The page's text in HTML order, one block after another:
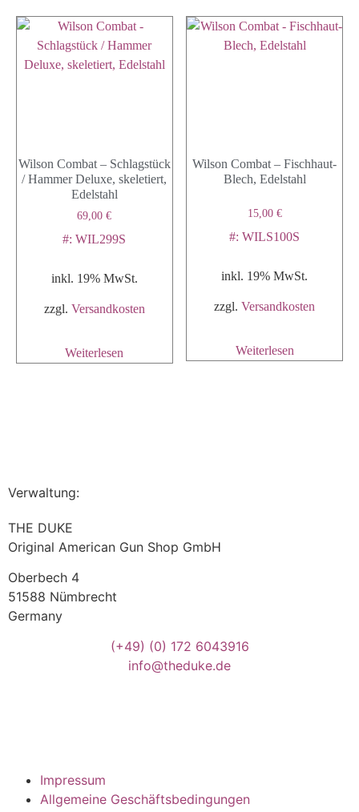
Wilson Combat – Schlagstück
/ Hammer Deluxe, skeletiert,
Edelstahl
69,00€
#: WIL299S
inkl. 19% MwSt.
zzgl. Versandkosten
Weiterlesen
Wilson Combat – Fischhaut-
Blech, Edelstahl
15,00 €
#: WILS100S
inkl. 19% MwSt.
zzgl.Versandkosten
Weiterlesen
Verwaltung:
THE DUKE
Original American Gun Shop GmbH
Oberbech 4
51588 Nümbrecht
Germany
(+49) (0) 172 6043916
info@theduke.de
Impressum
Allgemeine Geschäftsbedingungen